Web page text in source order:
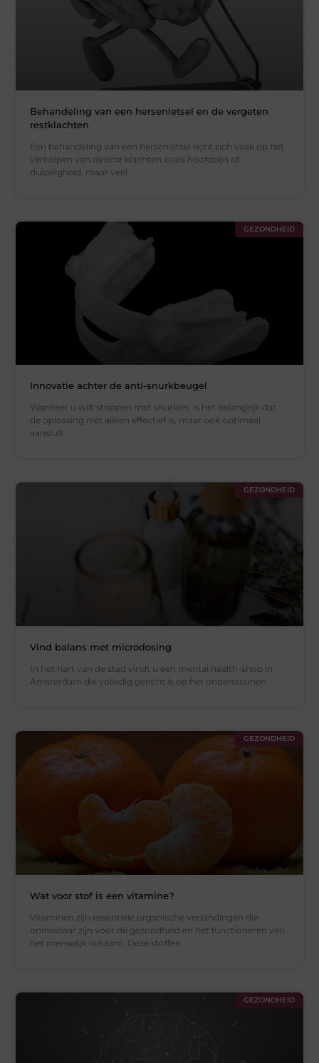
Behandeling van een hersenletsel en de vergeten
restklachten
Een behandeling van een hersenletsel richt zich vaak op het
verhelpen van directe klachten zoals hoofdpijn of
duizeligheid, maar veel
GEZONDHEID
Innovatie achter de anti-snurkbeugel
Wanneer u wilt stoppen met snurken, is het belangrijk dat
de oplossing niet alleen effectief is, maar ook optimaal
aansluit
GEZONDHEID
Vind balans met microdosing
In het hart van de stad vindt u een mental health-shop in
Amsterdam die volledig gericht is op het ondersteunen
GEZONDHEID
Wat voor stof is een vitamine?
Vitaminen zijn essentiële organische verbindingen die
onmisbaar zijn voor de gezondheid en het functioneren van
het menselijk lichaam. Deze stoffen
GEZONDHEID